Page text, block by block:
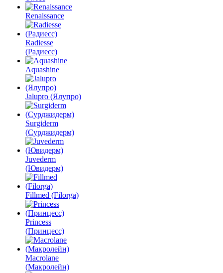
Renaissance
Radiesse
(Радиесс)
Aquashine
Jalupro (Ялупро)
Surgiderm
(Сурджидерм)
Juvederm
(Ювидерм)
Fillmed (Filorga)
Princess
(Принцесс)
Macrolane
(Макролейн)